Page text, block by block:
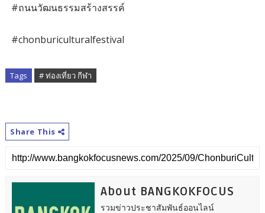
#ถนนวัฒนธรรมสร้างสรรค์
#chonburiculturalfestival
Tags # ท่องเที่ยว กีฬา
Share This
About BANGKOKFOCUS
รวมข่าวประชาสัมพันธ์ออนไลน์